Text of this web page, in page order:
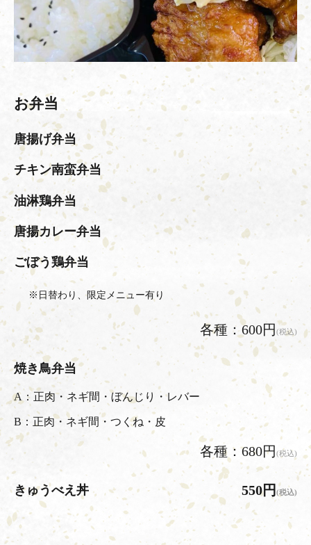
お弁当
唐揚げ弁当
チキン南蛮弁当
油淋鶏弁当
唐揚カレー弁当
ごぼう鶏弁当
※日替わり、限定メニュー有り
各種：600円 (税込)
焼き鳥弁当
A：正肉・ネギ間・ぼんじり・レバー
B：正肉・ネギ間・つくね・皮
各種：680円 (税込)
きゅうべえ丼 550円 (税込)